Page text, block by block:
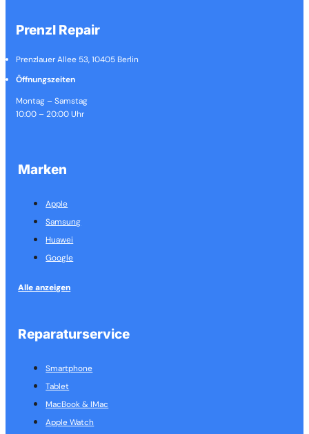
Prenzl Repair
Prenzlauer Allee 53, 10405 Berlin
Öffnungszeiten
Montag – Samstag
10:00 – 20:00 Uhr
Marken
Apple
Samsung
Huawei
Google
Alle anzeigen
Reparaturservice
Smartphone
Tablet
MacBook & IMac
Apple Watch